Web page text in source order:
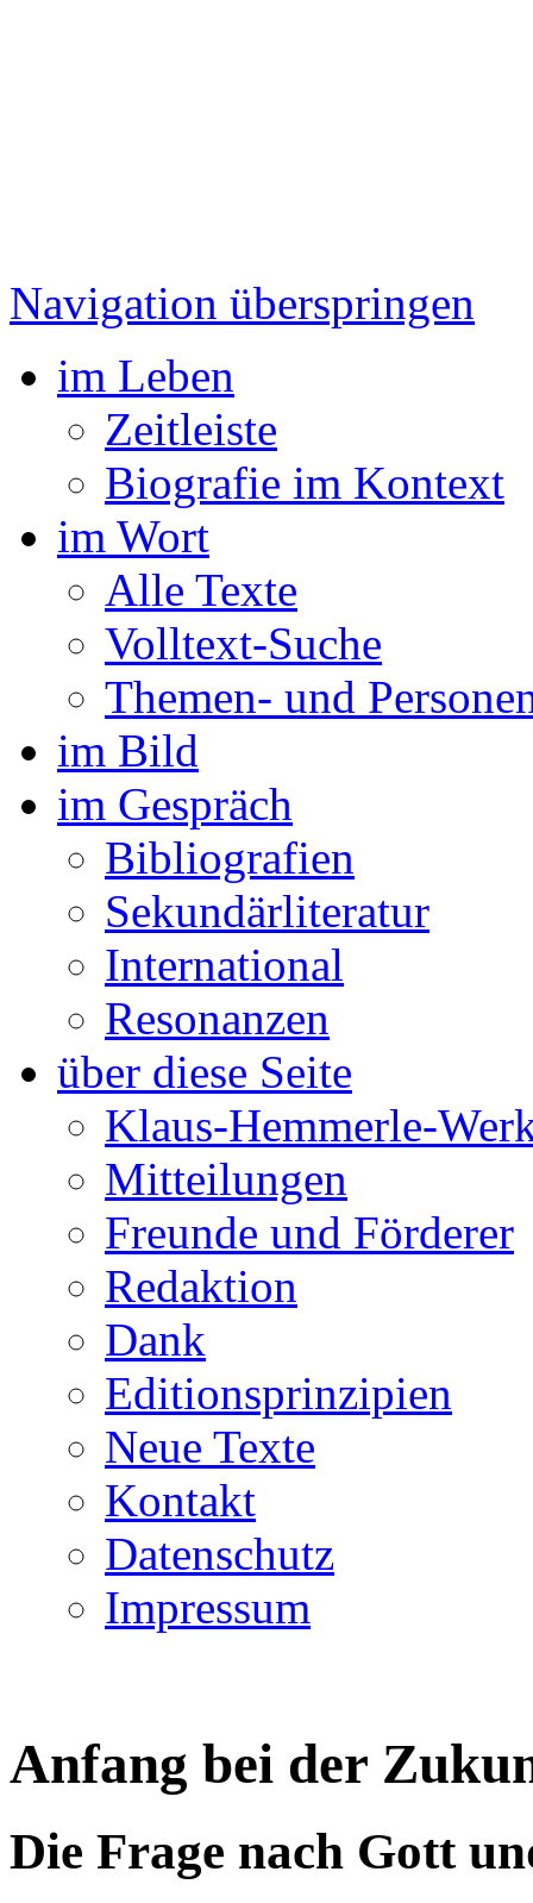
Navigation überspringen
im Leben
Zeitleiste
Biografie im Kontext
im Wort
Alle Texte
Volltext-Suche
Themen- und
im Bild
im Gespräch
Bibliografien
Sekundärliteratur
International
Resonanzen
über diese Seite
Klaus-Hemmerle-
Mitteilungen
Freunde und Förderer
Redaktion
Dank
Editionsprinzipien
Neue Texte
Kontakt
Datenschutz
Impressum
Anfang bei der
Die Frage nach Gott